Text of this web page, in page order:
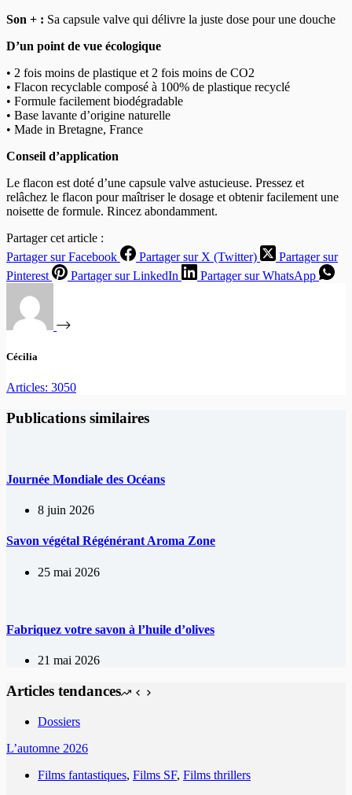
Son + : Sa capsule valve qui délivre la juste dose pour une douche
D’un point de vue écologique
• 2 fois moins de plastique et 2 fois moins de CO2
• Flacon recyclable composé à 100% de plastique recyclé
• Formule facilement biodégradable
• Base lavante d’origine naturelle
• Made in Bretagne, France
Conseil d’application
Le flacon est doté d’une capsule valve astucieuse. Pressez et
relâchez le flacon pour maîtriser le dosage et obtenir facilement une
noisette de formule. Rincez abondamment.
Partager cet article :
Partager sur Facebook
Partager sur X (Twitter)
Partager sur
Pinterest
Partager sur LinkedIn Partager sur WhatsApp
Cécilia
Articles: 3050
Publications similaires
Journée Mondiale des Océans
8 juin 2026
Savon végétal Régénérant Aroma Zone
25 mai 2026
Fabriquez votre savon à l’huile d’olives
21 mai 2026
Articles tendances
Dossiers
L’automne 2026
Films fantastiques, Films SF, Films thrillers